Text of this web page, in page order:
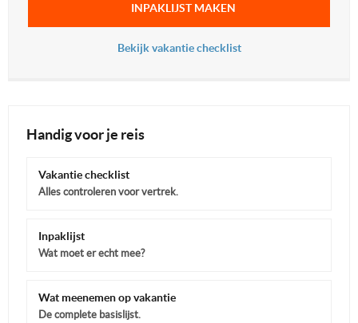
INPAKLIJST MAKEN
Bekijk vakantie checklist
Handig voor je reis
Vakantie checklist
Alles controleren voor vertrek.
Inpaklijst
Wat moet er echt mee?
Wat meenemen op vakantie
De complete basislijst.